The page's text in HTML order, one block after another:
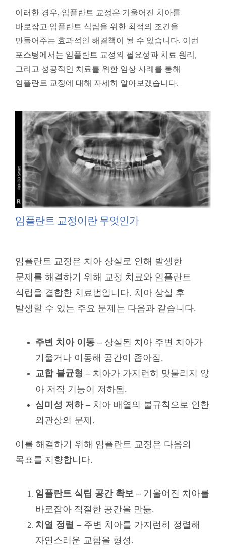
이러한 경우, 임플란트 교정은 기울어진 치아를
바로잡고 임플란트 식립을 위한 최적의 조건을
만들어주는 효과적인 해결책이 될 수 있습니다. 이번
포스팅에서는 임플란트 교정의 필요성과 치료 원리,
그리고 성공적인 치료를 위한 임상 사례를 통해
임플란트 교정에 대해 자세히 알아보겠습니다.
임플란트 교정이란 무엇인가
임플란트 교정은 치아 상실로 인해 발생한
문제를 해결하기 위해 교정 치료와 임플란트
식립을 결합한 치료법입니다. 치아 상실 후
발생할 수 있는 주요 문제는 다음과 같습니다.
주변 치아 이동 –상실된 치아 주변 치아가
기울거나 이동해 공간이 좁아짐.
교합 불균형 – 치아가 가지런히 맞물리지 않
아 저작 기능이 저하됨.
심미성 저하 –치아 배열의 불규칙으로 인한
외관상의 문제.
이를 해결하기 위해 임플란트 교정은 다음의
목표를 지향합니다.
임플란트 식립 공간 확보 – 기울어진 치아를
바로잡아 적절한 공간을 만듦.
치열 정렬 –주변 치아를 가지런히 정렬해
자연스러운 교합을 형성.